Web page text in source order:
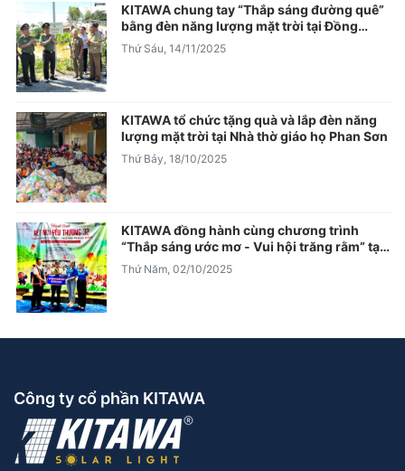
KITAWA chung tay “Thắp sáng đường quê”
bằng đèn năng lượng mặt trời tại Đồng
Tháp
Thứ Sáu, 14/11/2025
KITAWA tổ chức tặng quà và lắp đèn năng
lượng mặt trời tại Nhà thờ giáo họ Phan Sơn
Thứ Bảy, 18/10/2025
KITAWA đồng hành cùng chương trình
“Thắp sáng ước mơ - Vui hội trăng rằm” tại
thôn Kon Mong, Quảng Ngãi
Thứ Năm, 02/10/2025
Công ty cổ phần KITAWA